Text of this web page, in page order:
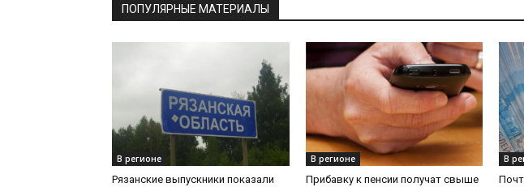
ПОПУЛЯРНЫЕ МАТЕРИАЛЫ
В регионе
Рязанские выпускники показали
В регионе
Прибавку к пенсии получат свыше
В